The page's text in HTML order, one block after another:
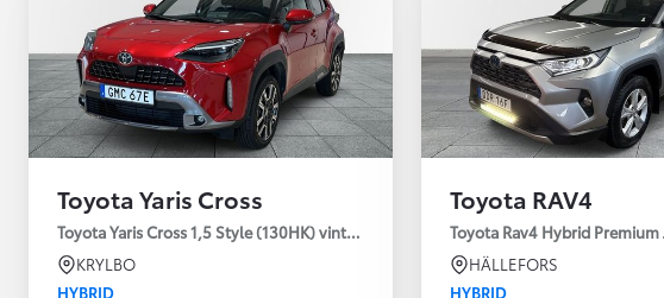
Toyota Yaris Cross
Toyota Yaris Cross 1,5 Style (130HK) vinterhjul
KRYLBO
HYBRID
Toyota RAV4
Toyota Rav4 Hybrid
HÄLLEFORS
HYBRID